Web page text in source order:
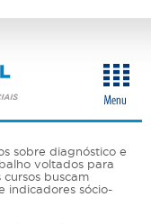
sobre diagnóstico e
voltados para
buscam
indicadores sócio-